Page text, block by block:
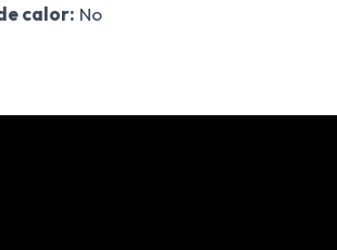
calor: No